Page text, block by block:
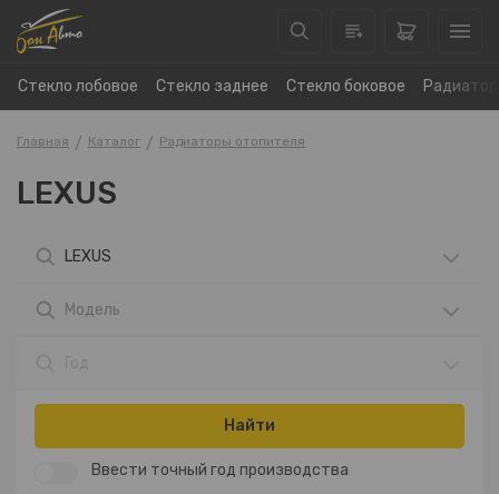
Стекло лобовое Стекло заднее Стекло боковое
Главная Каталог Радиаторы отопителя
LEXUS
LEXUS
Модель
Найти
Ввести точный год производства